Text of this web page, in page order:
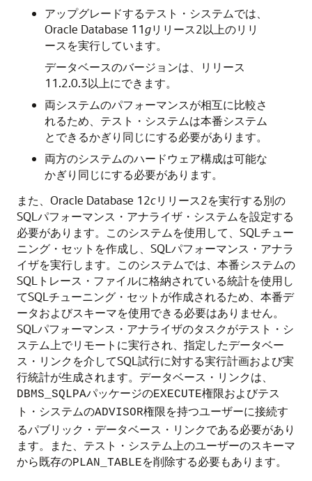
アップグレードするテスト・システムでは、
Oracle Database 11gリリース2以上のリリ
ースを実行しています。
データベースのバージョンは、リリース
11.2.0.3以上にできます。
両システムのパフォーマンスが相互に比較さ
れるため、テスト・システムは本番システム
とできるかぎり同じにする必要があります。
両方のシステムのハードウェア構成は可能な
かぎり同じにする必要があります。
また、Oracle Database 12cリリース2を実行する別の
SQLパフォーマンス・アナライザ・ システムを設定する
必要があります。このシステムを使用して、SQLチュー
ニング・セットを作成し、SQLパフォーマンス・アナラ
イザを実行します。このシステムでは、本番システムの
SQLトレース・ファイルに格納されている統計を使用し
てSQLチューニング・セットが作成されるため、本番デ
ータおよびスキーマを使用できる必要はありません。
SQLパフォーマンス・アナライザのタスクがテスト・シ
ステム上でリモートに実行され、指定したデータベー
ス・リンクを介してSQL試行に対する実行計画および実
行統計が生成されます。データベース・リンクは、
DBMS_SQLPAパッケージのEXECUTE権限およびテス
ト・システムのADVISOR権限を持つユーザーに接続す
るパブリック・データベース・リンクである必要があり
ます。また、テスト・システム上のユーザーのスキーマ
から既存のPLAN_TABLEを削除する必要もあります。